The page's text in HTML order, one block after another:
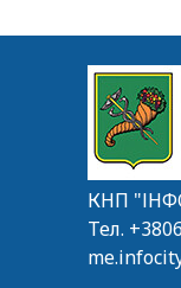
КНП
Тел.